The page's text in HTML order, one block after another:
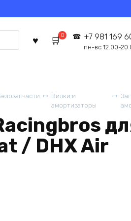
0 +7 981 169
пн-вс 12.00-
Вилки и
амортизаторы
/ DHX Air